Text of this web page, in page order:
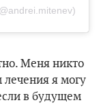
Меня никто
я могу
в будущем